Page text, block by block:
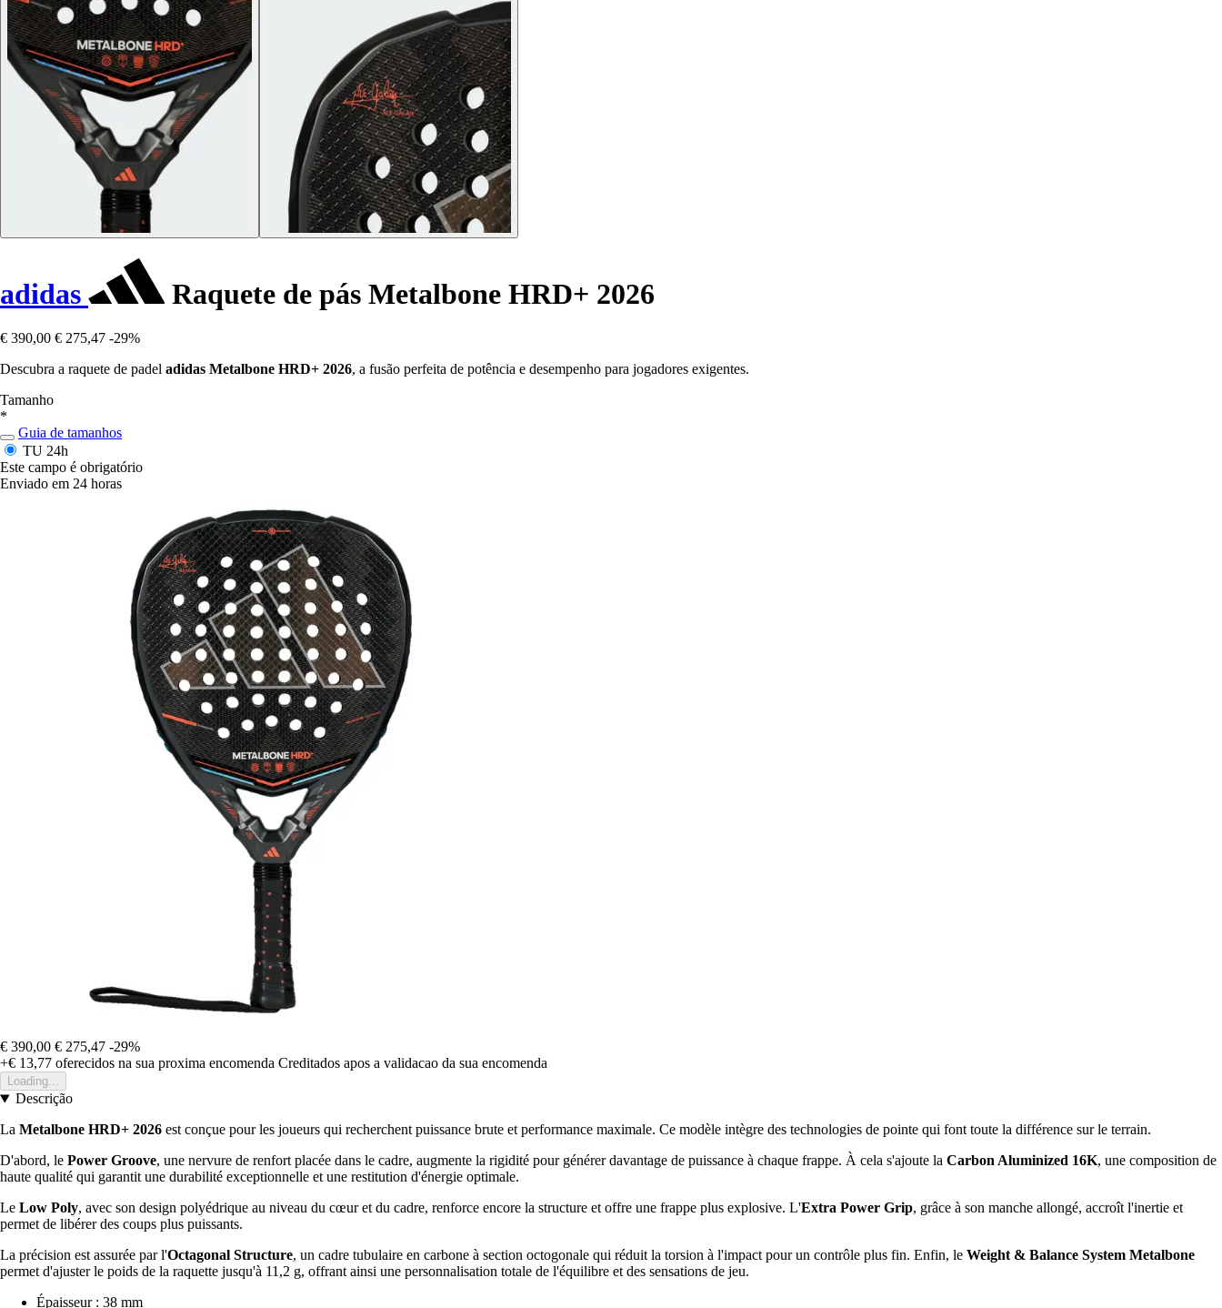
adidas Raquete de pás Metalbone HRD+ 2026
€ 390,00 € 275,47 -29%
Descubra a raquete de padel adidas Metalbone HRD+ 2026, a fusão perfeita de potência e desempenho para jogadores exigentes.
Tamanho
*
Guia de tamanhos
TU 24h
Este campo é obrigatório
Enviado em 24 horas
€ 390,00 € 275,47 -29%
+€ 13,77 oferecidos na sua proxima encomenda Creditados apos a validacao da sua encomenda
Loading...
Descrição
La Metalbone HRD+ 2026 est conçue pour les joueurs qui recherchent puissance brute et performance maximale. Ce modèle intègre des technologies de pointe qui font toute la différence sur le terrain.
D'abord, le Power Groove, une nervure de renfort placée dans le cadre, augmente la rigidité pour générer davantage de puissance à chaque frappe. À cela s'ajoute la Carbon Aluminized 16K, une composition de
haute qualité qui garantit une durabilité exceptionnelle et une restitution d'énergie optimale.
Le Low Poly, avec son design polyédrique au niveau du cœur et du cadre, renforce encore la structure et offre une frappe plus explosive. L'Extra Power Grip, grâce à son manche allongé, accroît l'inertie et
permet de libérer des coups plus puissants.
La précision est assurée par l'Octagonal Structure, un cadre tubulaire en carbone à section octogonale qui réduit la torsion à l'impact pour un contrôle plus fin. Enfin, le Weight & Balance System Metalbone
permet d'ajuster le poids de la raquette jusqu'à 11,2 g, offrant ainsi une personnalisation totale de l'équilibre et des sensations de jeu.
Épaisseur : 38 mm